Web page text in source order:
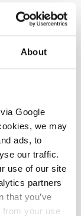
About
Google
we may
ads, to
our traffic.
use of our site
partners
that you’ve
from your use
101.001.077
CPS 12.5